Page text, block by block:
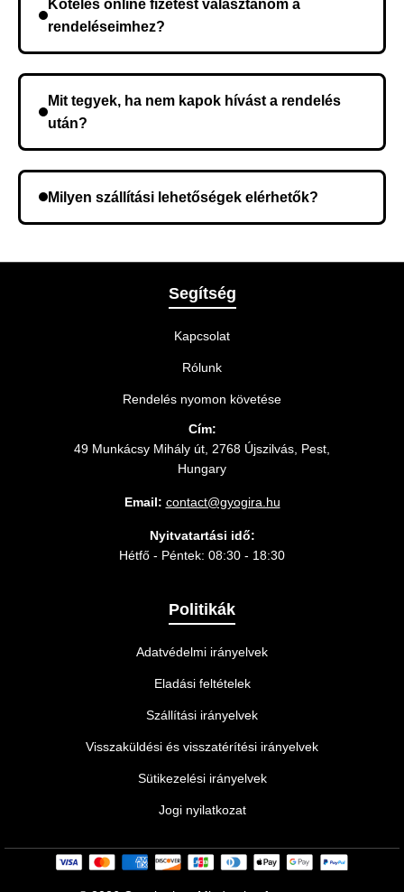
kerül, és ez az időtartam függ a szállítási címtől.
Köteles online fizetést választanom a
rendeléseimhez?
Mit tegyek, ha nem kapok hívást a rendelés
után?
meg a rendelést.
Milyen szállítási lehetőségek elérhetők?
legmegfelelőbb szállítási módot.
Segítség
Kapcsolat
Rólunk
Rendelés nyomon követése
Cím:
49 Munkácsy Mihály út, 2768 Újszilvás, Pest,
Hungary
Email: contact@gyogira.hu
Nyitvatartási idő:
Hétfő - Péntek: 08:30 - 18:30
Politikák
Adatvédelmi irányelvek
Eladási feltételek
Szállítási irányelvek
Visszaküldési és visszatérítési irányelvek
Sütikezelési irányelvek
Jogi nyilatkozat